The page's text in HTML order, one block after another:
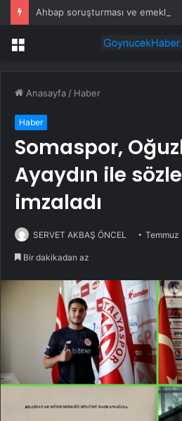
Menü
Anasayfa / Haber
Haber
Somaspor,
Ayaydın ile
imzaladı
SERVET AKBAŞ ÖNCEL Temmuz
Bir dakikadan az